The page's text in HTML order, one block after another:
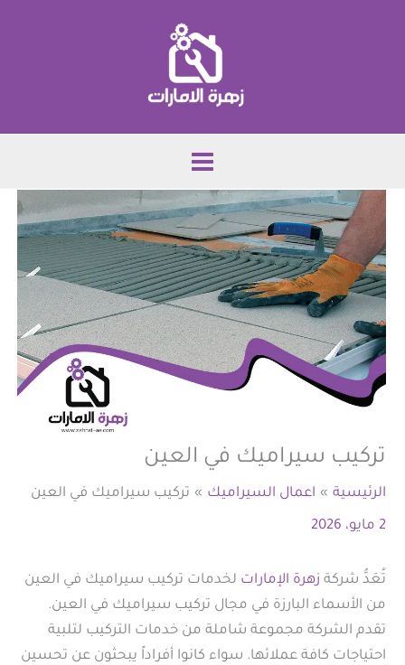
تركيب سيراميك في العين
الرئيسية اعمال السيراميك تركيب سيراميك في العين
2 مايو، 2026
تُعَدُّ شركة زهرة الإمارات لخدمات تركيب سيراميك في العين
من الأسماء البارزة في مجال تركيب سيراميك في العين.
تقدم الشركة مجموعة شاملة من خدمات التركيب لتلبية
احتياجات كافة عملائها. سواء كانوا أفراداً يبحثون عن تحسين